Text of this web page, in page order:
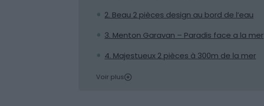
2. Beau 2 pièces design au bord de l’eau
3. Menton Garavan – Paradis face a la mer
4. Majestueux 2 pièces à 300m de la mer
Voir plus